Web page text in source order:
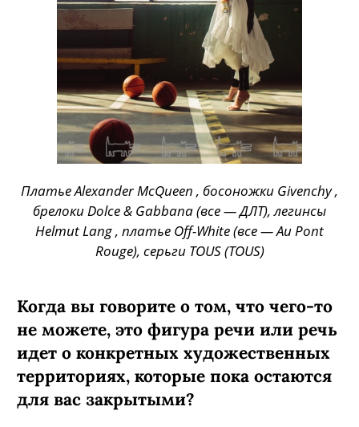
Платье Alexander McQueen , босоножки Givenchy ,
брелоки Dolce & Gabbana (все — ДЛТ), легинсы
Helmut Lang , платье Off-White (все — Au Pont
Rouge), серьги TOUS (TOUS)
Когда вы говорите о том, что чего-то
не можете, это фигура речи или речь
идет о конкретных художественных
территориях, которые пока остаются
для вас закрытыми?